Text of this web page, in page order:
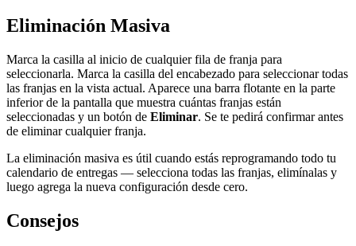
Eliminación Masiva
Marca la casilla al inicio de cualquier fila de franja para
seleccionarla. Marca la casilla del encabezado para seleccionar todas
las franjas en la vista actual. Aparece una barra flotante en la parte
inferior de la pantalla que muestra cuántas franjas están
seleccionadas y un botón de Eliminar. Se te pedirá confirmar antes
de eliminar cualquier franja.
La eliminación masiva es útil cuando estás reprogramando todo tu
calendario de entregas — selecciona todas las franjas, elimínalas y
luego agrega la nueva configuración desde cero.
Consejos